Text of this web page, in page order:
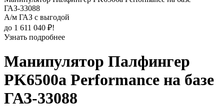
ГАЗ-33088
А/м ГАЗ с выгодой
до 1 611 040 ₽!
Узнать подробнее
Манипулятор Палфингер
PK6500а Performance на базе
ГАЗ-33088